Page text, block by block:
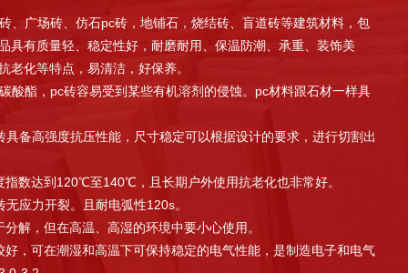
广场砖、仿石pc砖，地铺石，烧结砖、盲道砖等建筑材料，包
具有质量轻、稳定性好，耐磨耐用、保温防潮、承重、装饰美
老化等特点，易清洁，好保养。
酯，pc砖容易受到某些有机溶剂的侵蚀。pc材料跟石材一样具
高强度抗压性能，尺寸稳定可以根据设计的要求，进行切割出
达到120℃至140℃，且长期户外使用抗老化也非常好。
力开裂。且耐电弧性120s。
，但在高温、高湿的环境中要小心使用。
可在潮湿和高温下可保持稳定的电气性能，是制造电子和电气